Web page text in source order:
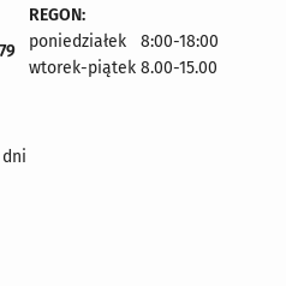
REGON:
poniedziałek 8:00-18:00
wtorek-piątek 8.00-15.00